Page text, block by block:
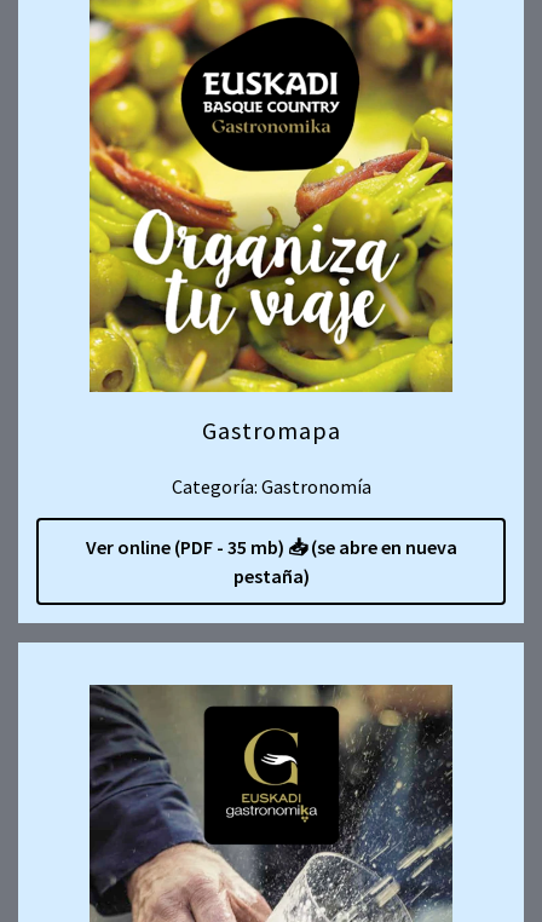
Gastromapa
Categoría: Gastronomía
Ver online (PDF - 35 mb) 📥 (se abre en nueva
pestaña)